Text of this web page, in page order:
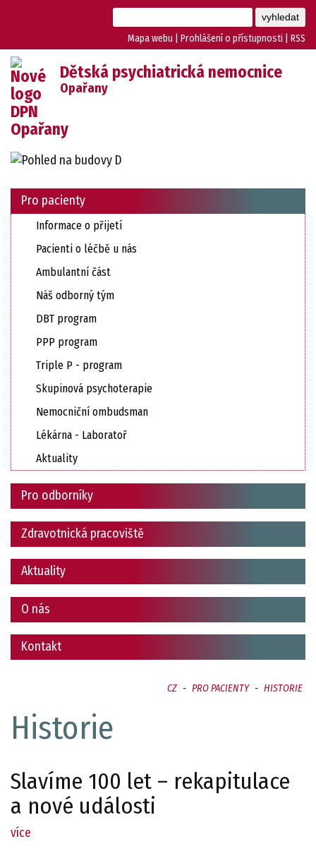
Mapa webu Prohlášení o přístupnosti RSS
Dětská psychiatrická nemocnice
Opařany
Pro pacienty
Informace o přijetí
Pacienti o léčbě u nás
Ambulantní část
Náš odborný tým
DBT program
PPP program
Triple P - program
Skupinová psychoterapie
Nemocniční ombudsman
Lékárna - Laboratoř
Aktuality
Pro odborníky
Zdravotnická pracoviště
Aktuality
O nás
Kontakt
CZ - PRO PACIENTY - HISTORIE
Historie
Slavíme 100 let – rekapitulace
a nové události
více